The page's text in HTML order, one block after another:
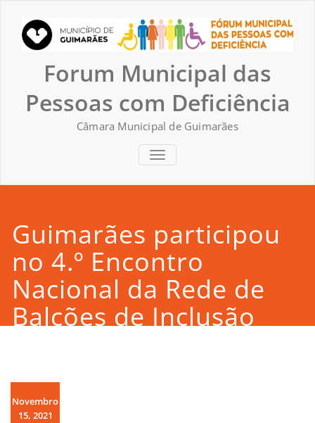
content
Forum Municipal das
Pessoas com Deficiência
Câmara Municipal de Guimarães
TOGGLE NAVIGATION
Guimarães participou
no 4.º Encontro
Nacional da Rede de
Balcões de Inclusão
Novembro
15, 2021